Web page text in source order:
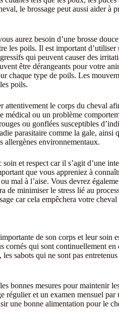
le brossage peut aussi aider
aurez besoin d’une brosse
les poils. Il est important
qui peuvent causer des
être dérangeants pour votre
chaque type de poils. Les
poils.
le corps du cheval
ou un problème
ou gonflées susceptibles
parasitaire comme la gale, ainsi
allergènes environnementaux.
et respect car il s’agit d’une
que vous appreniez à
mal à l’aise. Vous devrez
de minimiser le stress lié au
car cela empêchera votre
de son corps et leur soin
cornés qui sont continuellement
sabots qui ne sont pas
bonnes mesures pour maintenir
régulier et un examen mensuel
une bonne alimentation pour le